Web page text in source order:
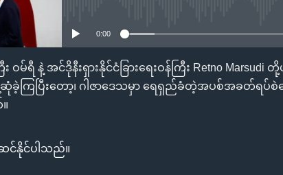
0:00
ဝမ်ရီ နဲ့ အင်ဒိုနီးရှားနိုင်ငံခြားရေးဝန်ကြီး Retno Marsudi
ခဲ့ကြပြီးတော့၊ ဂါဇာဒေသမှာ ရေရှည်ခံတဲ့အပစ်အခတ်ရပ်စဲရ
င်နိုင်ပါသည်။